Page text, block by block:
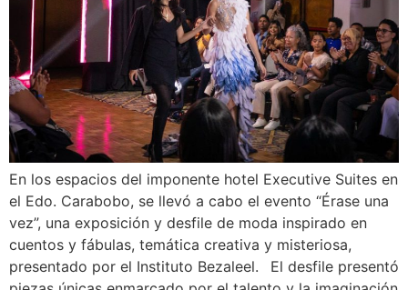
En los espacios del imponente hotel Executive Suites en
el Edo. Carabobo, se llevó a cabo el evento “Érase una
vez”, una exposición y desfile de moda inspirado en
cuentos y fábulas, temática creativa y misteriosa,
presentado por el Instituto Bezaleel. El desfile presentó